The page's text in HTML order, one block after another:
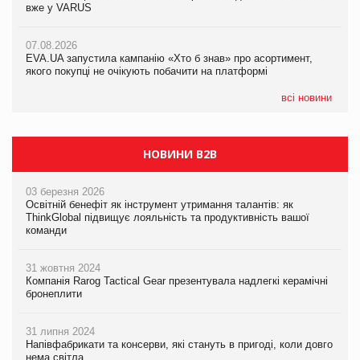
вже у VARUS
07.08.2026
EVA.UA запустила кампанію «Хто б знав» про асортимент,
якого покупці не очікують побачити на платформі
всі новини
Смачна новинка для хвостатих: у VARUS з’явилися паучі
05.08.2026
Мережа супермаркетів VARUS купує мережу магазинів
НОВИНИ B2B
03 березня 2026
Освітній бенефіт як інструмент утримання талантів: як
ThinkGlobal підвищує лояльність та продуктивність вашої
команди
31 жовтня 2024
Компанія Rarog Tactical Gear презентувала надлегкі керамічні
бронеплити
31 липня 2024
Напівфабрикати та консерви, які стануть в пригоді, коли довго
нема світла